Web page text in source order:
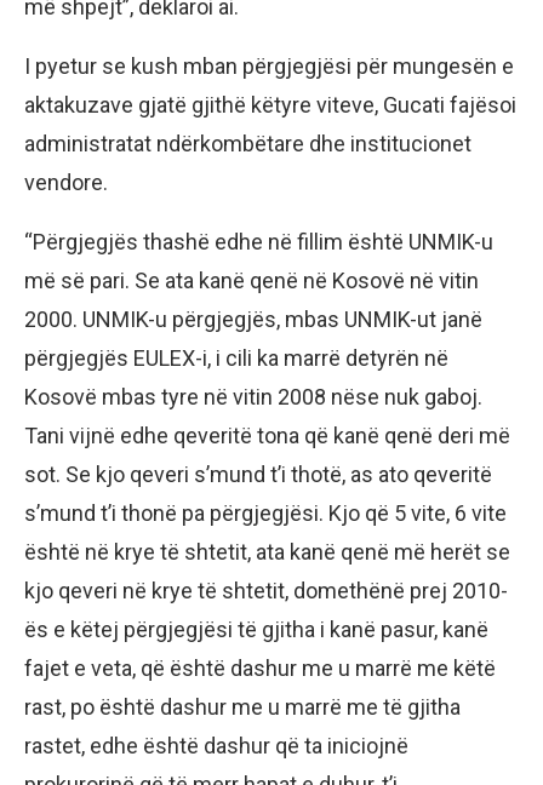
më shpejt”, deklaroi ai.
I pyetur se kush mban përgjegjësi për mungesën e
aktakuzave gjatë gjithë këtyre viteve, Gucati fajësoi
administratat ndërkombëtare dhe institucionet
vendore.
“Përgjegjës thashë edhe në fillim është UNMIK-u
më së pari. Se ata kanë qenë në Kosovë në vitin
2000. UNMIK-u përgjegjës, mbas UNMIK-ut janë
përgjegjës EULEX-i, i cili ka marrë detyrën në
Kosovë mbas tyre në vitin 2008 nëse nuk gaboj.
Tani vijnë edhe qeveritë tona që kanë qenë deri më
sot. Se kjo qeveri s’mund t’i thotë, as ato qeveritë
s’mund t’i thonë pa përgjegjësi. Kjo që 5 vite, 6 vite
është në krye të shtetit, ata kanë qenë më herët se
kjo qeveri në krye të shtetit, domethënë prej 2010-
ës e këtej përgjegjësi të gjitha i kanë pasur, kanë
fajet e veta, që është dashur me u marrë me këtë
rast, po është dashur me u marrë me të gjitha
rastet, edhe është dashur që ta iniciojnë